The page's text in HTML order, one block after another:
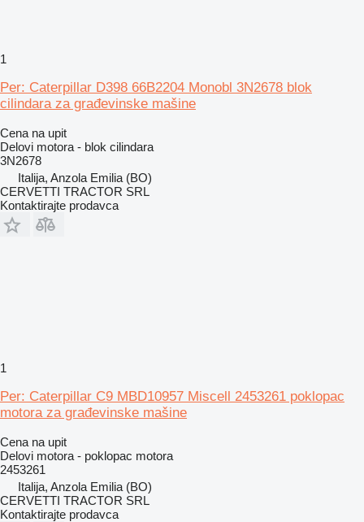
1
Per: Caterpillar D398 66B2204 Monobl 3N2678 blok
cilindara za građevinske mašine
Cena na upit
Delovi motora - blok cilindara
3N2678
Italija, Anzola Emilia (BO)
CERVETTI TRACTOR SRL
Kontaktirajte prodavca
1
Per: Caterpillar C9 MBD10957 Miscell 2453261 poklopac
motora za građevinske mašine
Cena na upit
Delovi motora - poklopac motora
2453261
Italija, Anzola Emilia (BO)
CERVETTI TRACTOR SRL
Kontaktirajte prodavca